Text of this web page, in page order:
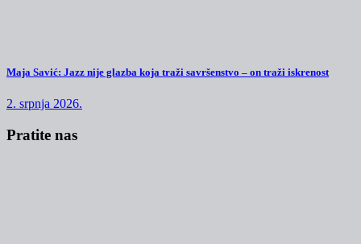
Maja Savić: Jazz nije glazba koja traži savršenstvo – on traži iskrenost
2. srpnja 2026.
Pratite nas